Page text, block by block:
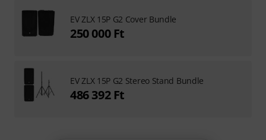
EV ZLX 15P G2 Cover Bundle
250 000 Ft
EV ZLX 15P G2 Stereo Stand Bundle
486 392 Ft